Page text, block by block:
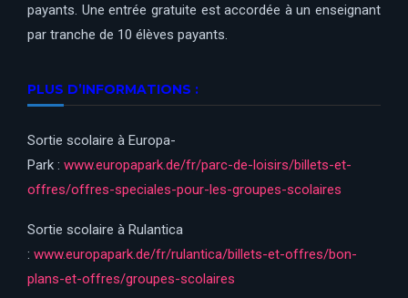
payants. Une entrée gratuite est accordée à un enseignant
par tranche de 10 élèves payants.
PLUS D’INFORMATIONS :
Sortie scolaire à Europa-
Park : www.europapark.de/fr/parc-de-loisirs/billets-et-
offres/offres-speciales-pour-les-groupes-scolaires
Sortie scolaire à Rulantica
: www.europapark.de/fr/rulantica/billets-et-offres/bon-
plans-et-offres/groupes-scolaires